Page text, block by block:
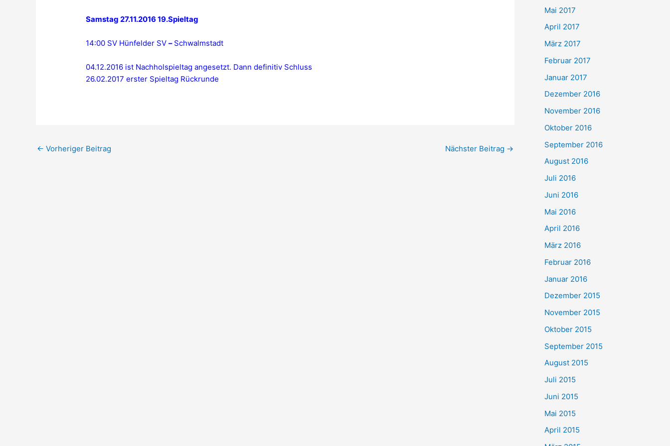
Samstag 27.11.201619.Spieltag
14:00 SV Hünfelder SV– Schwalmstadt
04.12.2016 ist Nachholspieltag angesetzt. Dann definitiv Schluss
26.02.2017 erster Spieltag Rückrunde
← Vorheriger Beitrag Nächster Beitrag →
Mai 2017
April 2017
März 2017
Februar 2017
Januar 2017
Dezember 2016
November 2016
Oktober 2016
September 2016
August 2016
Juli 2016
Juni 2016
Mai 2016
April 2016
März 2016
Februar 2016
Januar 2016
Dezember 2015
November 2015
Oktober 2015
September 2015
August 2015
Juli 2015
Juni 2015
Mai 2015
April 2015